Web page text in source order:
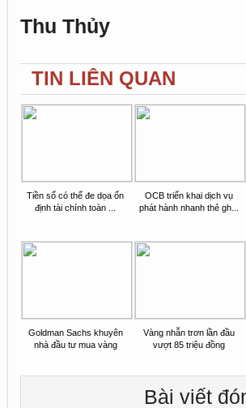
Thu Thủy
TIN LIÊN QUAN
Tiền số có thể đe dọa ổn
định tài chính toàn ...
OCB triển khai dịch vụ
phát hành nhanh thẻ gh...
Goldman Sachs khuyên
nhà đầu tư mua vàng
Vàng nhẫn trơn lần đầu
vượt 85 triệu đồng
Bài viết